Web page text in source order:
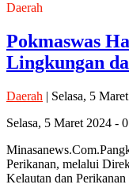
Daerah
Pokmaswas
Lingkungan
Daerah | Selasa, 5
Selasa, 5 Maret 2024 -
Perikanan, melalui
Kelautan dan